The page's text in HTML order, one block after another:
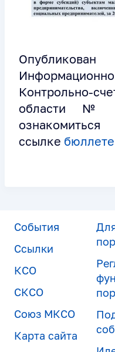
Контрольно-
области №
ссылке
События
Ссылки
КСО
СКСО
Союз МКСО
Карта сайта